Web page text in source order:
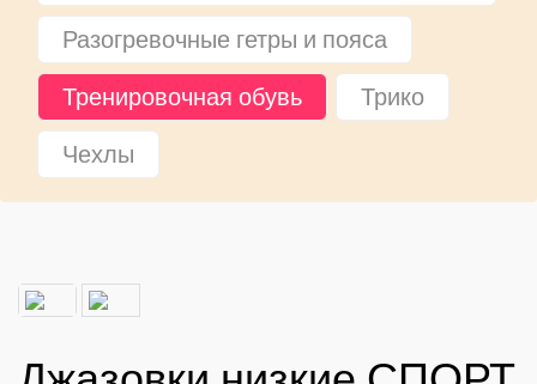
Разогревочные гетры и пояса
Тренировочная обувь
Трико
Чехлы